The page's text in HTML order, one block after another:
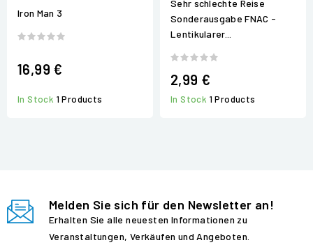
Iron Man 3
16,99 €
In Stock 1 Products
Sehr schlechte Reise
Sonderausgabe FNAC -
Lentikularer...
2,99 €
In Stock 1 Products
Melden Sie sich für den Newsletter an!
Erhalten Sie alle neuesten Informationen zu
Veranstaltungen, Verkäufen und Angeboten.